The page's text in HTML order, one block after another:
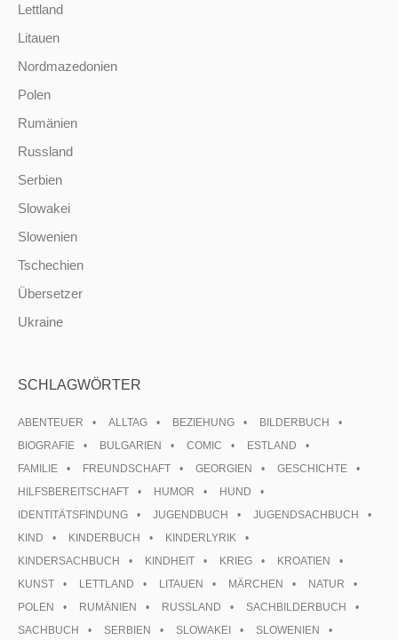
Lettland
Litauen
Nordmazedonien
Polen
Rumänien
Russland
Serbien
Slowakei
Slowenien
Tschechien
Übersetzer
Ukraine
SCHLAGWÖRTER
ABENTEUER ALLTAG BEZIEHUNG
BILDERBUCH
BIOGRAFIE
BULGARIEN COMIC
ESTLAND
FAMILIE
FREUNDSCHAFT GEORGIEN
GESCHICHTE
HILFSBEREITSCHAFT
HUMOR
HUND
IDENTITÄTSFINDUNG
JUGENDBUCH
JUGENDSACHBUCH
KIND
KINDERBUCH
KINDERLYRIK
KINDERSACHBUCH
KINDHEIT KRIEG
KROATIEN
KUNST
LETTLAND LITAUEN MÄRCHEN
NATUR
POLEN
RUMÄNIEN RUSSLAND
SACHBILDERBUCH
SACHBUCH
SERBIEN SLOWAKEI
SLOWENIEN